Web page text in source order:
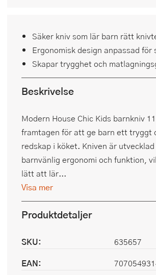
Säker kniv som lär barn rätt
Ergonomisk design anpassad för
Skapar trygghet och
Beskrivelse
Modern House Chic Kids barnkniv
framtagen för att ge barn ett tryggt
redskap i köket. Kniven är utvecklad
barnvänlig ergonomi och funktion,
lätt att lär...
Visa mer
Produktdetaljer
SKU:
635657
EAN: